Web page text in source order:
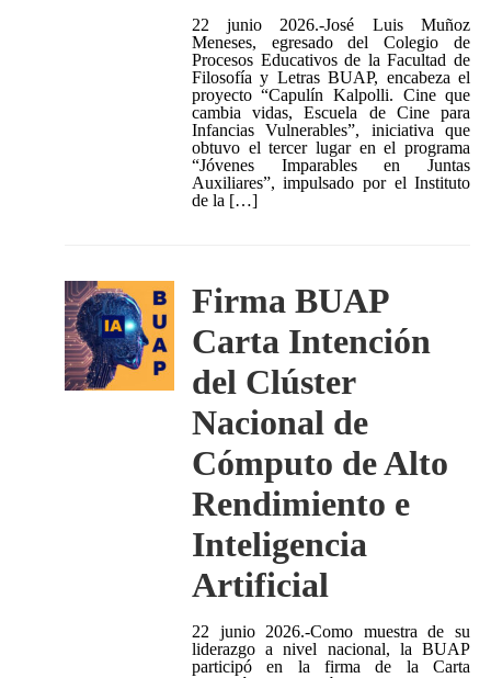
22 junio 2026.-José Luis Muñoz
Meneses, egresado del Colegio de
Procesos Educativos de la Facultad de
Filosofía y Letras BUAP, encabeza el
proyecto “Capulín Kalpolli. Cine que
cambia vidas, Escuela de Cine para
Infancias Vulnerables”, iniciativa que
obtuvo el tercer lugar en el programa
“Jóvenes Imparables en Juntas
Auxiliares”, impulsado por el Instituto
de la […]
Firma BUAP
Carta Intención
del Clúster
Nacional de
Cómputo de Alto
Rendimiento e
Inteligencia
Artificial
22 junio 2026.-Como muestra de su
liderazgo a nivel nacional, la BUAP
participó en la firma de la Carta